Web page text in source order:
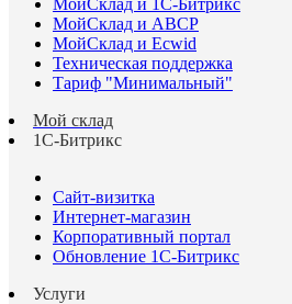
МойСклад и 1С-Битрикс
МойСклад и ABCP
МойСклад и Ecwid
Техническая поддержка
Тариф "Минимальный"
Мой склад
1С-Битрикс
Сайт-визитка
Интернет-магазин
Корпоративный портал
Обновление 1С-Битрикс
Услуги